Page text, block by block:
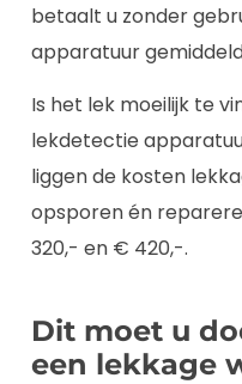
betaalt u zonder
apparatuur
Is het lek moeilijk te
lekdetectie
liggen de kosten
opsporen én
320,- en € 420,-.
Dit moet u
een lekkage